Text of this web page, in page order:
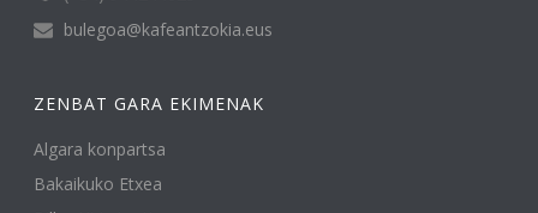
bulegoa@kafeantzokia.eus
ZENBAT GARA EKIMENAK
Algara konpartsa
Bakaikuko Etxea